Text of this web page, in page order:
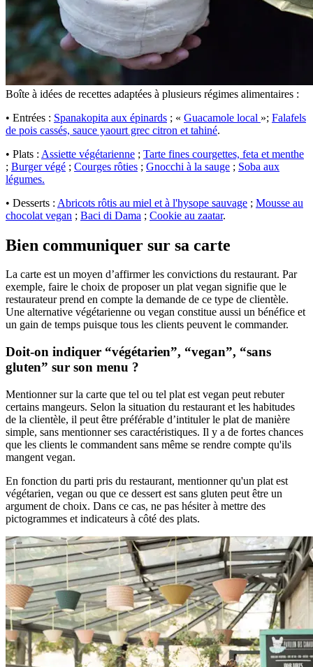
Boîte à idées de recettes adaptées à plusieurs régimes alimentaires :
• Entrées : Spanakopita aux épinards ; « Guacamole local »; Falafels
de pois cassés, sauce yaourt grec citron et tahiné.
• Plats : Assiette végétarienne ; Tarte fines courgettes, feta et menthe
; Burger végé ; Courges rôties ; Gnocchi à la sauge ; Soba aux
légumes.
• Desserts : Abricots rôtis au miel et à l'hysope sauvage ; Mousse au
chocolat vegan ; Baci di Dama ; Cookie au zaatar.
Bien communiquer sur sa carte
La carte est un moyen d’affirmer les convictions du restaurant. Par
exemple, faire le choix de proposer un plat vegan signifie que le
restaurateur prend en compte la demande de ce type de clientèle.
Une alternative végétarienne ou vegan constitue aussi un bénéfice et
un gain de temps puisque tous les clients peuvent le commander.
Doit-on indiquer “végétarien”, “vegan”, “sans
gluten” sur son menu ?
Mentionner sur la carte que tel ou tel plat est vegan peut rebuter
certains mangeurs. Selon la situation du restaurant et les habitudes
de la clientèle, il peut être préférable d’intituler le plat de manière
simple, sans mentionner ses caractéristiques. Il y a de fortes chances
que les clients le commandent sans même se rendre compte qu'ils
mangent vegan.
En fonction du parti pris du restaurant, mentionner qu'un plat est
végétarien, vegan ou que ce dessert est sans gluten peut être un
argument de choix. Dans ce cas, ne pas hésiter à mettre des
pictogrammes et indicateurs à côté des plats.